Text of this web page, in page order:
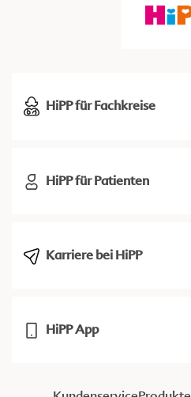
HiPP für Fachkreise
HiPP für Patienten
Karriere bei HiPP
HiPP App